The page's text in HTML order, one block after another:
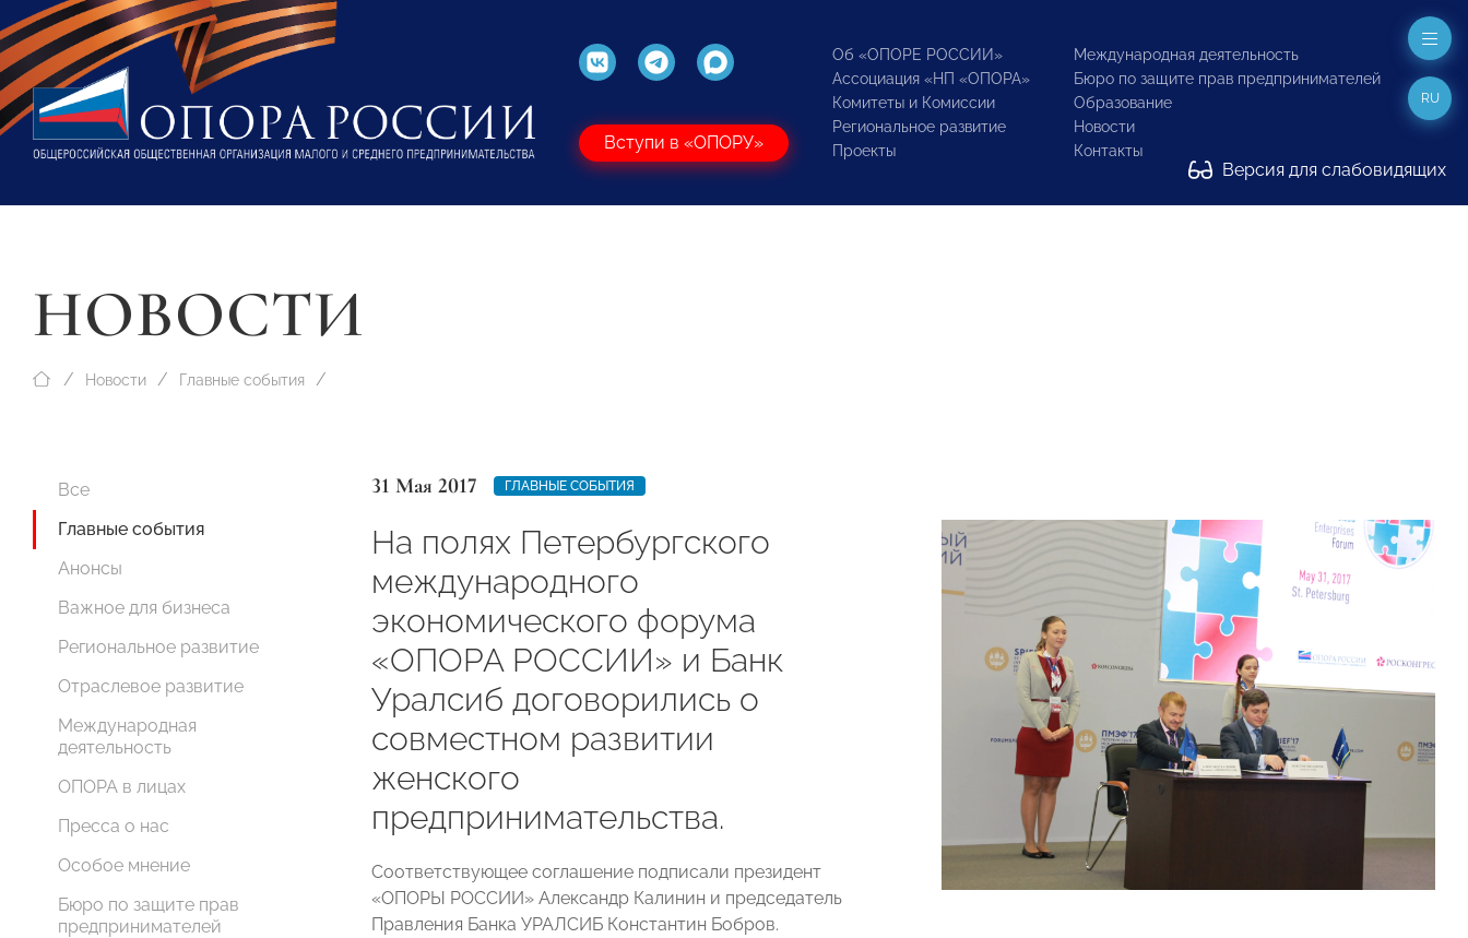
Вступи в «ОПОРУ»
Об «ОПОРЕ РОССИИ»
Ассоциация «НП «ОПОРА»
Комитеты и Комиссии
Региональное развитие
Проекты
Международная деятельность
Бюро по защите прав предпринимателей
Образование
Новости
Контакты
Версия для слабовидящих
RU
НОВОСТИ
Новости Главные события
Все
Главные события
Анонсы
Важное для бизнеса
Региональное развитие
Отраслевое развитие
Международная
деятельность
ОПОРА в лицах
Пресса о нас
Особое мнение
Бюро по защите прав
предпринимателей
31 Мая 2017 ГЛАВНЫЕ СОБЫТИЯ
На полях Петербургского
международного
экономического форума
«ОПОРА РОССИИ» и Банк
Уралсиб договорились о
совместном развитии
женского
предпринимательства.
Соответствующее соглашение подписали президент
«ОПОРЫ РОССИИ» Александр Калинин и председатель
Правления Банка УРАЛСИБ Константин Бобров.